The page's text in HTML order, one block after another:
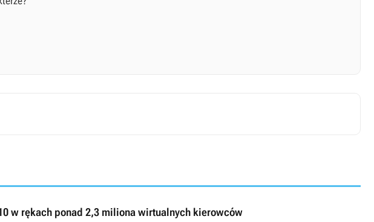
w rękach ponad 2,3 miliona wirtualnych kierowców